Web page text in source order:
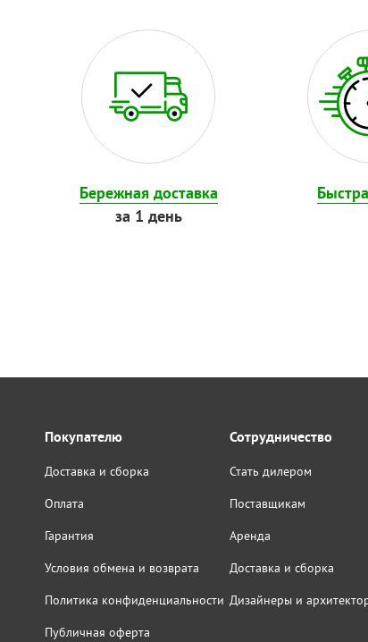
Бережная доставка
за 1 день
Покупателю
Доставка и сборка
Оплата
Гарантия
Условия обмена и возврата
Политика конфиденциальности
Публичная оферта
Сотрудничество
Стать дилером
Поставщикам
Аренда
Доставка и сборка
Дизайнеры и